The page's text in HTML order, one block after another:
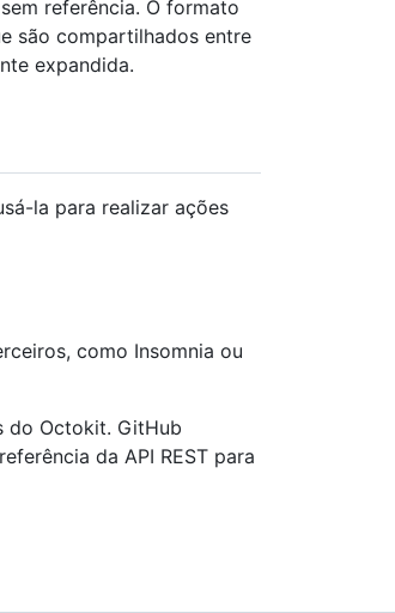
referência. O formato
são compartilhados entre
expandida.
la para realizar ações
como Insomnia ou
do Octokit. GitHub
da API REST para